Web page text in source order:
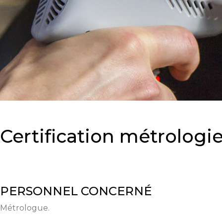
Certification
PERSONNEL CONCERNÉ
Métrologue.